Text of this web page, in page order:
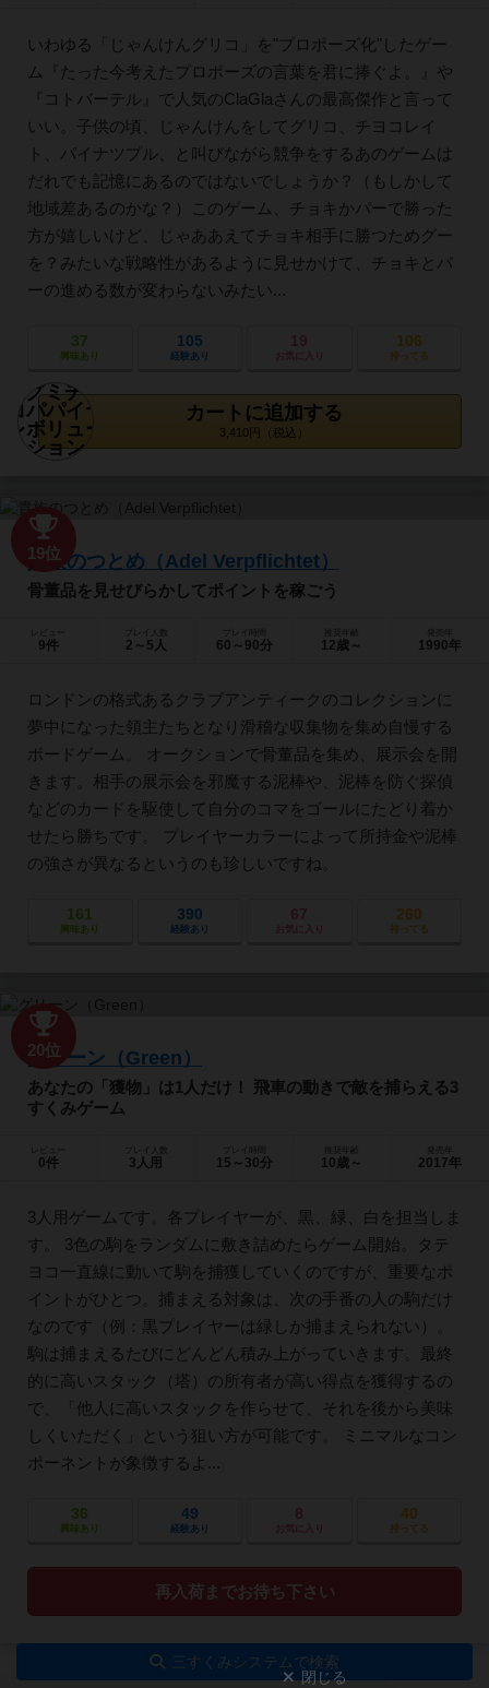
いわゆる「じゃんけんグリコ」を"プロポーズ化"したゲー
ム『たった今考えたプロポーズの言葉を君に捧ぐよ。』や
『コトバーテル』で人気のClaGlaさんの最高傑作と言って
いい。子供の頃、じゃんけんをしてグリコ、チヨコレイ
ト、パイナツプル、と叫びながら競争をするあのゲームは
だれでも記憶にあるのではないでしょうか？（もしかして
地域差あるのかな？）このゲーム、チョキかパーで勝った
方が嬉しいけど、じゃああえてチョキ相手に勝つためグー
を？みたいな戦略性があるように見せかけて、チョキとパ
ーの進める数が変わらないみたい...
37
興味あり
105
経験あり
19
お気に入り
106
持ってる
カートに追加する
3,410円（税込）
19位
貴族のつとめ（Adel Verpflichtet）
骨董品を見せびらかしてポイントを稼ごう
9件
プレイ人数
2～5人 60～90分 12歳～ 1990年
ロンドンの格式あるクラブアンティークのコレクションに
夢中になった領主たちとなり滑稽な収集物を集め自慢する
ボードゲーム。 オークションで骨董品を集め、展示会を開
きます。相手の展示会を邪魔する泥棒や、泥棒を防ぐ探偵
などのカードを駆使して自分のコマをゴールにたどり着か
せたら勝ちです。 プレイヤーカラーによって所持金や泥棒
の強さが異なるというのも珍しいですね。
161
興味あり
390
経験あり
67
お気に入り
260
持ってる
20位
グリーン（Green）
あなたの「獲物」は1人だけ！ 飛車の動きで敵を捕らえる3
すくみゲーム
0件
プレイ人数
3人用 15～30分
推奨年齢
10歳～ 2017年
3人用ゲームです。各プレイヤーが、黒、緑、白を担当しま
す。 3色の駒をランダムに敷き詰めたらゲーム開始。タテ
ヨコ一直線に動いて駒を捕獲していくのですが、重要なポ
イントがひとつ。捕まえる対象は、次の手番の人の駒だけ
なのです（例：黒プレイヤーは緑しか捕まえられない）。
駒は捕まえるたびにどんどん積み上がっていきます。最終
的に高いスタック（塔）の所有者が高い得点を獲得するの
で、「他人に高いスタックを作らせて、それを後から美味
しくいただく」という狙い方が可能です。 ミニマルなコン
ポーネントが象徴するよ...
36
興味あり
49
経験あり
8
お気に入り
40
持ってる
再入荷までお待ち下さい
三すくみシステムで検索
閉じる